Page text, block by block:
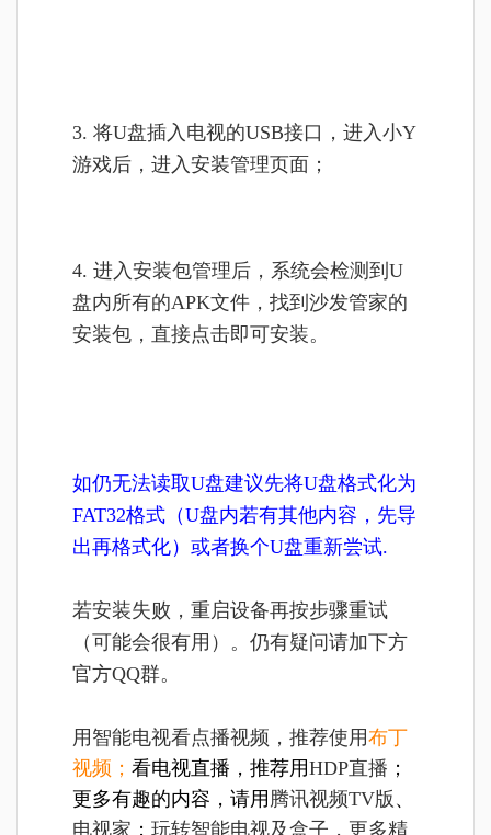
3. 将U盘插入电视的USB接口，进入小Y
游戏后，进入安装管理页面；
4. 进入安装包管理后，系统会检测到U
盘内所有的APK文件，找到沙发管家的
安装包，直接点击即可安装。
如仍无法读取U盘建议先将U盘格式化为
FAT32格式（U盘内若有其他内容，先导
出再格式化）或者换个U盘重新尝试.
若安装失败，重启设备再按步骤重试
（可能会很有用）。仍有疑问请加下方
官方QQ群。
用智能电视看点播视频，推荐使用布丁
视频 ； 看电视直播，推荐用HDP直播 ；
更多有趣的内容，请用 腾讯视频TV版 、
电视家 ； 玩转智能电视及盒子，更多精